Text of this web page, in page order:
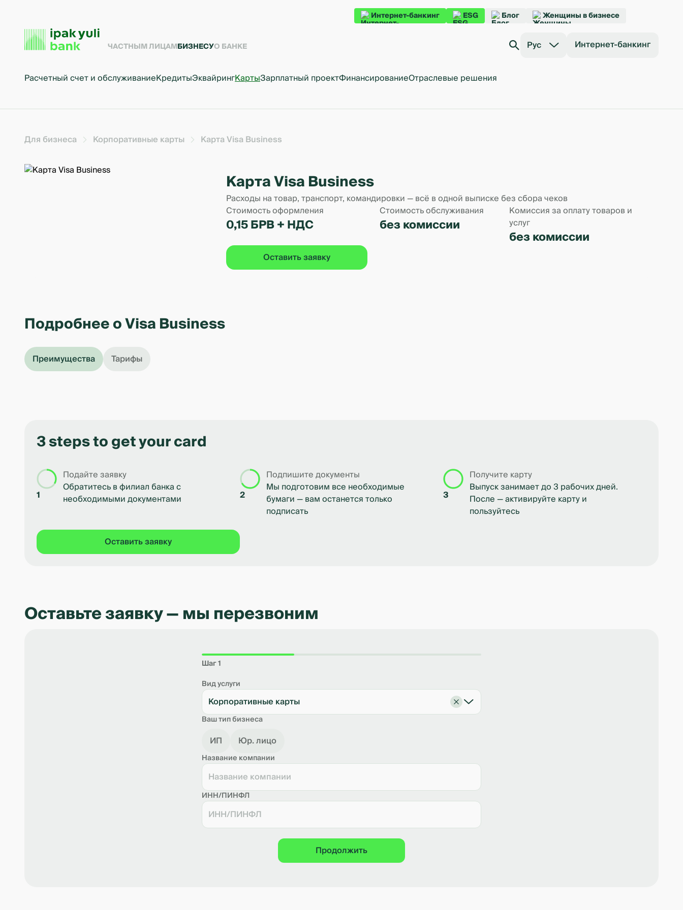
Интернет-банкинг ESG Блог Женщины в бизнесе
ЧАСТНЫМ ЛИЦАМБИЗНЕСУО БАНКЕ Рус Интернет-банкинг
Расчетный счет и обслуживаниеКредитыЭквайрингКартыЗарплатный проектФинансированиеОтраслевые решения
Для бизнеса Корпоративные карты Карта Visa Business
Карта Visa Business
Расходы на товар, транспорт, командировки — всё в одной выписке без сбора чеков
Стоимость оформления
0,15 БРВ + НДС
Стоимость обслуживания
без комиссии
Комиссия за оплату товаров и
услуг
без комиссии
Оставить заявку
Подробнее о Visa Business
Преимущества Тарифы
3 steps to get your card
1
Подайте заявку
Обратитесь в филиал банка с
необходимыми документами
2
Подпишите документы
Мы подготовим все необходимые
бумаги — вам останется только
подписать
3
Получите карту
Выпуск занимает до 3 рабочих дней.
После — активируйте карту и
пользуйтесь
Оставить заявку
Оставьте заявку — мы перезвоним
Шаг 1
Вид услуги
Корпоративные карты
Ваш тип бизнеса
ИП Юр. лицо
Название компании
ИНН/ПИНФЛ
Продолжить